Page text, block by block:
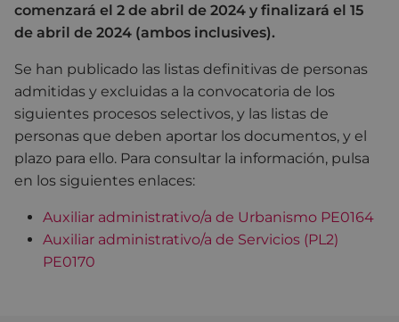
comenzará el 2 de abril de 2024 y finalizará el 15
de abril de 2024 (ambos inclusives).
Se han publicado las listas definitivas de personas
admitidas y excluidas a la convocatoria de los
siguientes procesos selectivos, y las listas de
personas que deben aportar los documentos, y el
plazo para ello. Para consultar la información, pulsa
en los siguientes enlaces:
Auxiliar administrativo/a de Urbanismo PE0164
Auxiliar administrativo/a de Servicios (PL2)
PE0170